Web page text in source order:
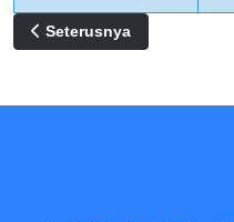
Previous article: SMPU03
Seterusnya